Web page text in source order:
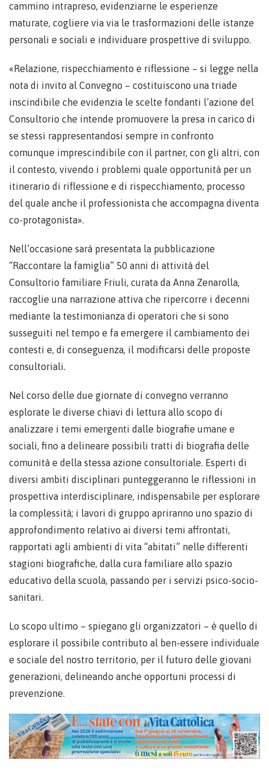
cammino intrapreso, evidenziarne le esperienze
maturate, cogliere via via le trasformazioni delle istanze
personali e sociali e individuare prospettive di sviluppo.
«Relazione, rispecchiamento e riflessione – si legge nella
nota di invito al Convegno – costituiscono una triade
inscindibile che evidenzia le scelte fondanti l’azione del
Consultorio che intende promuovere la presa in carico di
se stessi rappresentandosi sempre in confronto
comunque imprescindibile con il partner, con gli altri, con
il contesto, vivendo i problemi quale opportunità per un
itinerario di riflessione e di rispecchiamento, processo
del quale anche il professionista che accompagna diventa
co-protagonista».
Nell’occasione sarà presentata la pubblicazione
“Raccontare la famiglia” 50 anni di attività del
Consultorio familiare Friuli, curata da Anna Zenarolla,
raccoglie una narrazione attiva che ripercorre i decenni
mediante la testimonianza di operatori che si sono
susseguiti nel tempo e fa emergere il cambiamento dei
contesti e, di conseguenza, il modificarsi delle proposte
consultoriali.
Nel corso delle due giornate di convegno verranno
esplorate le diverse chiavi di lettura allo scopo di
analizzare i temi emergenti dalle biografie umane e
sociali, fino a delineare possibili tratti di biografia delle
comunità e della stessa azione consultoriale. Esperti di
diversi ambiti disciplinari punteggeranno le riflessioni in
prospettiva interdisciplinare, indispensabile per esplorare
la complessità; i lavori di gruppo apriranno uno spazio di
approfondimento relativo ai diversi temi affrontati,
rapportati agli ambienti di vita “abitati” nelle differenti
stagioni biografiche, dalla cura familiare allo spazio
educativo della scuola, passando per i servizi psico-socio-
sanitari.
Lo scopo ultimo – spiegano gli organizzatori – è quello di
esplorare il possibile contributo al ben-essere individuale
e sociale del nostro territorio, per il futuro delle giovani
generazioni, delineando anche opportuni processi di
prevenzione.